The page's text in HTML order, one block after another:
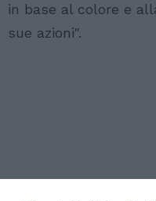
in base al colore e
sue azioni".